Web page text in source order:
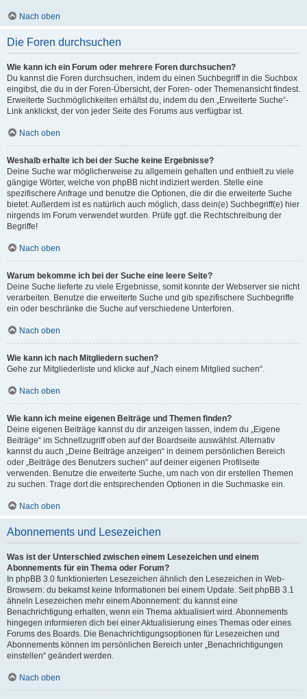
Nach oben
Die Foren durchsuchen
Wie kann ich ein Forum oder mehrere Foren durchsuchen?
Du kannst die Foren durchsuchen, indem du einen Suchbegriff in die Suchbox
eingibst, die du in der Foren-Übersicht, der Foren- oder Themenansicht findest.
Erweiterte Suchmöglichkeiten erhältst du, indem du den „Erweiterte Suche“-
Link anklickst, der von jeder Seite des Forums aus verfügbar ist.
Nach oben
Weshalb erhalte ich bei der Suche keine Ergebnisse?
Deine Suche war möglicherweise zu allgemein gehalten und enthielt zu viele
gängige Wörter, welche von phpBB nicht indiziert werden. Stelle eine
spezifischere Anfrage und benutze die Optionen, die dir die erweiterte Suche
bietet. Außerdem ist es natürlich auch möglich, dass dein(e) Suchbegriff(e) hier
nirgends im Forum verwendet wurden. Prüfe ggf. die Rechtschreibung der
Begriffe!
Nach oben
Warum bekomme ich bei der Suche eine leere Seite?
Deine Suche lieferte zu viele Ergebnisse, somit konnte der Webserver sie nicht
verarbeiten. Benutze die erweiterte Suche und gib spezifischere Suchbegriffe
ein oder beschränke die Suche auf verschiedene Unterforen.
Nach oben
Wie kann ich nach Mitgliedern suchen?
Gehe zur Mitgliederliste und klicke auf „Nach einem Mitglied suchen“.
Nach oben
Wie kann ich meine eigenen Beiträge und Themen finden?
Deine eigenen Beiträge kannst du dir anzeigen lassen, indem du „Eigene
Beiträge“ im Schnellzugriff oben auf der Boardseite auswählst. Alternativ
kannst du auch „Deine Beiträge anzeigen“ in deinem persönlichen Bereich
oder „Beiträge des Benutzers suchen“ auf deiner eigenen Profilseite
verwenden. Benutze die erweiterte Suche, um nach von dir erstellen Themen
zu suchen. Trage dort die entsprechenden Optionen in die Suchmaske ein.
Nach oben
Abonnements und Lesezeichen
Was ist der Unterschied zwischen einem Lesezeichen und einem
Abonnements für ein Thema oder Forum?
In phpBB 3.0 funktionierten Lesezeichen ähnlich den Lesezeichen in Web-
Browsern: du bekamst keine Informationen bei einem Update. Seit phpBB 3.1
ähneln Lesezeichen mehr einem Abonnement: du kannst eine
Benachrichtigung erhalten, wenn ein Thema aktualisiert wird. Abonnements
hingegen informieren dich bei einer Aktualisierung eines Themas oder eines
Forums des Boards. Die Benachrichtigungsoptionen für Lesezeichen und
Abonnements können im persönlichen Bereich unter „Benachrichtigungen
einstellen“ geändert werden.
Nach oben